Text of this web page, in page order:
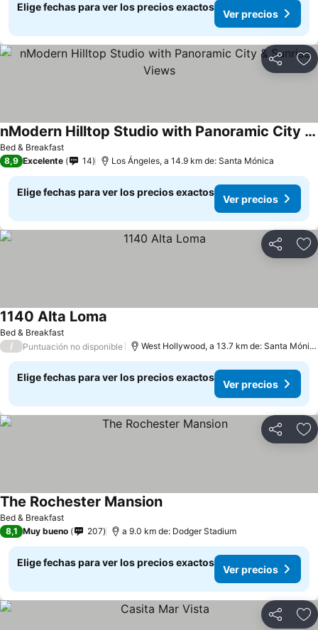
Elige fechas para ver los precios exactos
Ver precios
Compartir
Bed & Breakfast
nModern Hilltop Studio with Panoramic City & Sunrise Views
8,9 Excelente 14 Los Ángeles, a 14.9 km de: Santa Mónica
Elige fechas para ver los precios exactos
Ver precios
Compartir
Bed & Breakfast
1140 Alta Loma
/ Puntuación no disponible West Hollywood, a 13.7 km de: Santa Mónica
Elige fechas para ver los precios exactos
Ver precios
Compartir
Bed & Breakfast
The Rochester Mansion
8,1 Muy bueno 207 a 9.0 km de: Dodger Stadium
Elige fechas para ver los precios exactos
Ver precios
Compartir